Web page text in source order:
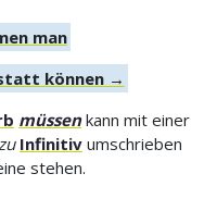
man
können →
müssenkann mit einer
zu Infinitiv umschrieben
stehen.